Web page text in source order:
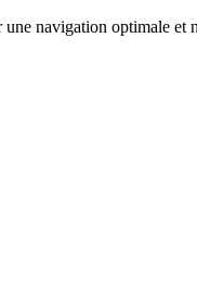
navigation optimale et